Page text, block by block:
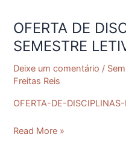
OFERTA DE
SEMESTRE
Deixe um comentário /
Freitas Reis
OFERTA-DE-
OFERTA
DE
DISCIPLINAS
DO
SEMESTRE
LETIVO
Read More »